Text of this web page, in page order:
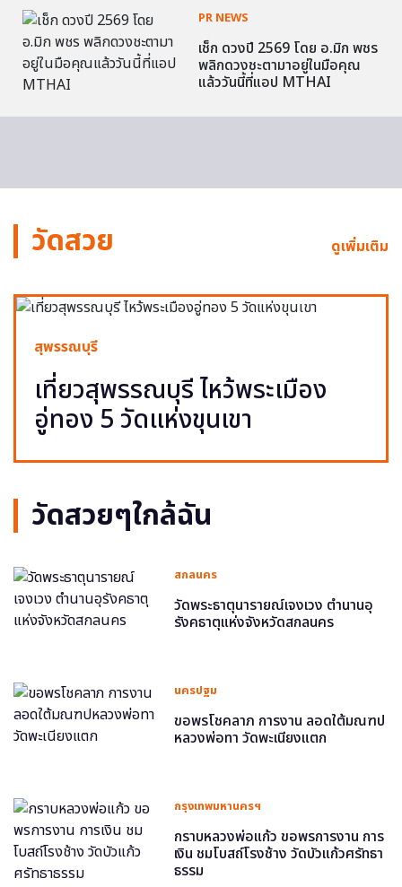
PR NEWS
เช็ก ดวงปี 2569 โดย อ.มิก พชร
พลิกดวงชะตามาอยู่ในมือคุณ
แล้ววันนี้ที่แอป MTHAI
วัดสวย ดูเพิ่มเติม
สุพรรณบุรี
เที่ยวสุพรรณบุรี ไหว้พระเมือง
อู่ทอง 5 วัดแห่งขุนเขา
วัดสวยๆใกล้ฉัน
สกลนคร
วัดพระธาตุนารายณ์เจงเวง ตำนานอุ
รังคธาตุแห่งจังหวัดสกลนคร
นครปฐม
ขอพรโชคลาภ การงาน ลอดใต้มณฑป
หลวงพ่อทา วัดพะเนียงแตก
กรุงเทพมหานครฯ
กราบหลวงพ่อแก้ว ขอพรการงาน การ
เงิน ชมโบสถ์โรงช้าง วัดบัวแก้วศรัทธา
ธรรม